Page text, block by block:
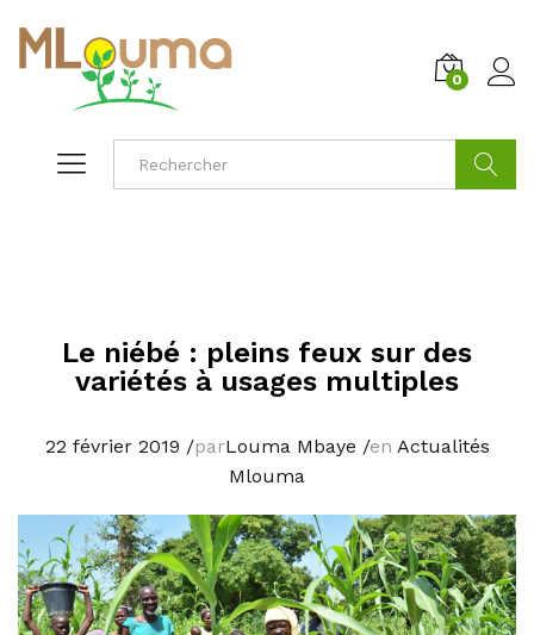
0
Le niébé : pleins feux sur des
variétés à usages multiples
22 février 2019 /parLouma Mbaye /en Actualités
Mlouma